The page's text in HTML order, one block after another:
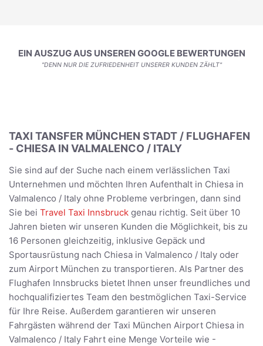
EIN AUSZUG AUS UNSEREN GOOGLE BEWERTUNGEN
"DENN NUR DIE ZUFRIEDENHEIT UNSERER KUNDEN ZÄHLT"
TAXI TANSFER MÜNCHEN STADT / FLUGHAFEN
- CHIESA IN VALMALENCO / ITALY
Sie sind auf der Suche nach einem verlässlichen Taxi
Unternehmen und möchten Ihren Aufenthalt in Chiesa in
Valmalenco / Italy ohne Probleme verbringen, dann sind
Sie bei Travel Taxi Innsbruck genau richtig. Seit über 10
Jahren bieten wir unseren Kunden die Möglichkeit, bis zu
16 Personen gleichzeitig, inklusive Gepäck und
Sportausrüstung nach Chiesa in Valmalenco / Italy oder
zum Airport München zu transportieren. Als Partner des
Flughafen Innsbrucks bietet Ihnen unser freundliches und
hochqualifiziertes Team den bestmöglichen Taxi-Service
für Ihre Reise. Außerdem garantieren wir unseren
Fahrgästen während der Taxi München Airport Chiesa in
Valmalenco / Italy Fahrt eine Menge Vorteile wie -